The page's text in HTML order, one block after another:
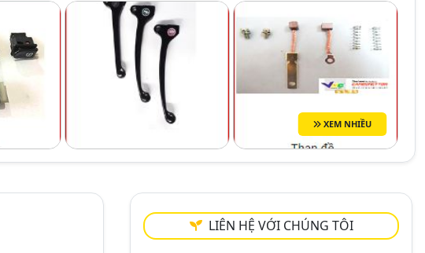
XEM NHIỀU
LIÊN HỆ VỚI CHÚNG TÔI